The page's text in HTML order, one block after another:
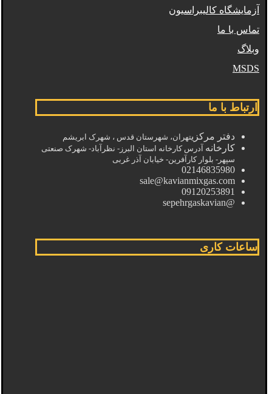
آزمایشگاه کالیبراسیون
تماس با ما
وبلاگ
MSDS
ارتباط با ما
دفتر مرکزیتهران، شهرستان قدس ، شهرک ابریشم
کارخانه آدرس کارخانه استان البرز- نظرآباد- شهرک صنعتی
سپهر- بلوار کارآفرین- خیابان آذر غربی
02146835980
sale@kavianmixgas.com
09120253891
@sepehrgaskavian
ساعات کاری